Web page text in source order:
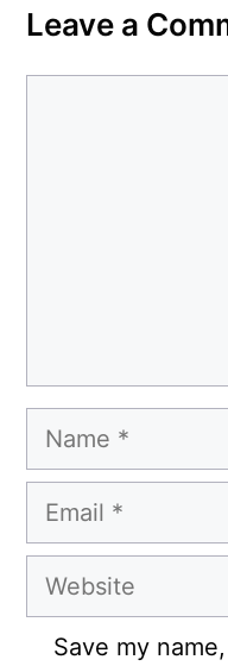
Leave a
Name
Email
Website
Save my